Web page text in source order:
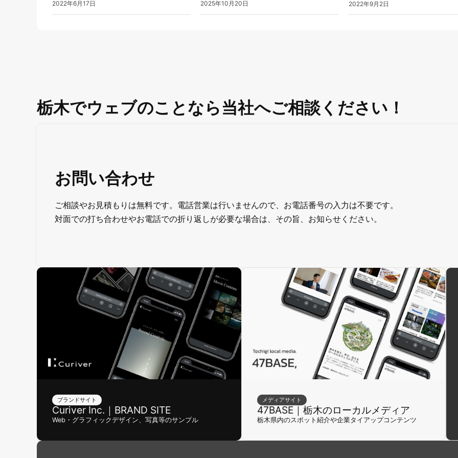
2022年6月17日 2025年10月20日 2022年9月2日
栃木でウェブのことなら当社へご相談ください！
お問い合わせ
ご相談やお見積もりは無料です。電話営業は行いませんので、お電話番号の入力は不要です。
対面での打ち合わせやお電話での折り返しが必要な場合は、その旨、お知らせください。
ブランドサイト
Curiver Inc.｜BRAND SITE
Web・グラフィックデザイン、写真等のサンプル
メディアサイト
47BASE｜栃木のローカルメディア
栃木県内のスポット紹介や企業タイアップコンテンツ